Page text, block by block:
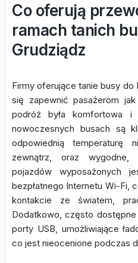
Co oferują
ramach tanich
Grudziądz
Firmy oferujące tanie busy do
się zapewnić pasażerom
podróż była komfortowa i
nowoczesnych busach są
odpowiednią temperaturę
zewnątrz, oraz wygodne,
pojazdów wyposażonych
bezpłatnego Internetu Wi-Fi,
kontakcie ze światem,
Dodatkowo, często
porty USB, umożliwiające
co jest nieocenione podczas